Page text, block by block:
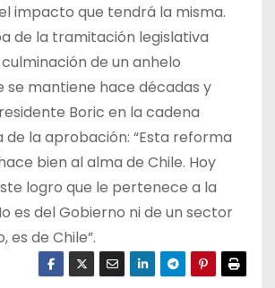
impacto que tendrá la misma.
de la tramitación legislativa
de un anhelo
se mantiene hace décadas y
Boric en la cadena
de la aprobación: “Esta reforma
bien al alma de Chile. Hoy
logro que le pertenece a la
es del Gobierno ni de un sector
es de Chile”.